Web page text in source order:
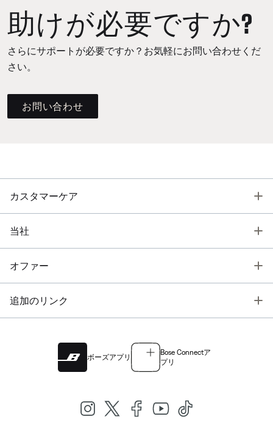
助けが必要ですか?
さらにサポートが必要ですか？お気軽にお問い合わせくだ
さい。
お問い合わせ
カスタマーケア
当社
オファー
追加のリンク
ボーズアプリ
Bose Connectア
プリ